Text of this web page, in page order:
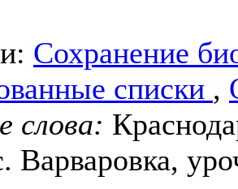
Сохранение
списки ,
слова:
Варваровка,